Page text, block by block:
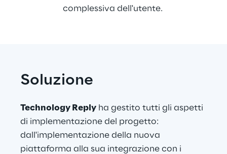
complessiva dell'utente.
Soluzione
Technology Reply ha gestito tutti gli aspetti
di implementazione del progetto:
dall'implementazione della nuova
piattaforma alla sua integrazione con i